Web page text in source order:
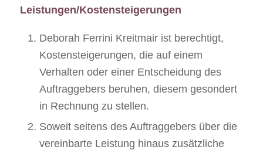
Leistungen/Kostensteigerungen
Deborah Ferrini Kreitmair ist berechtigt,
Kostensteigerungen, die auf einem
Verhalten oder einer Entscheidung des
Auftraggebers beruhen, diesem gesondert
in Rechnung zu stellen.
Soweit seitens des Auftraggebers über die
vereinbarte Leistung hinaus zusätzliche